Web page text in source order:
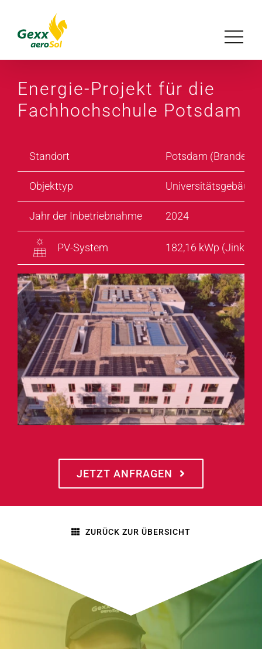
springen
Toggle
Lösungen
Referenzen
Magazin
Angebot anfordern
Energie-Projekt für die
Fachhochschule Potsdam
Standort Potsdam
Objekttyp Universitätsgebäude
Jahr der Inbetriebnahme 2024
PV-System 182,16 kWp (Jinko
JETZT ANFRAGEN
ZURÜCK ZUR ÜBERSICHT